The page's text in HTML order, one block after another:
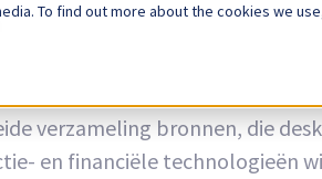
To find out more about the cookies we
verzameling bronnen, die
en financiële technologieën